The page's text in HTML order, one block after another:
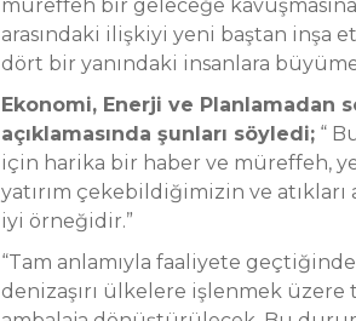
müreffeh bir geleceğe
arasındaki ilişkiyi yeni baştan inşa
dört bir yanındaki insanlara
Ekonomi, Enerji ve Planlamadan
açıklamasında şunları söyledi; “
için harika bir haber ve müreffeh,
yatırım çekebildiğimizin ve
iyi örneğidir.”
“Tam anlamıyla faaliyete
denizaşırı ülkelere işlenmek